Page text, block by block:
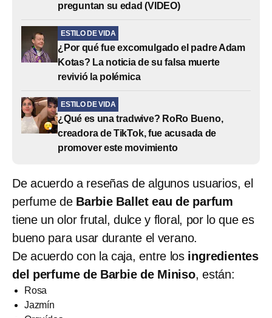
preguntan su edad (VIDEO)
ESTILO DE VIDA
¿Por qué fue excomulgado el padre Adam
Kotas? La noticia de su falsa muerte
revivió la polémica
ESTILO DE VIDA
¿Qué es una tradwive? RoRo Bueno,
creadora de TikTok, fue acusada de
promover este movimiento
De acuerdo a reseñas de algunos usuarios, el
perfume deBarbie Ballet eau de parfum
tiene un olor frutal, dulce y floral, por lo que es
bueno para usar durante el verano.
De acuerdo con la caja, entre los ingredientes
del perfume de Barbie de Miniso, están:
Rosa
Jazmín